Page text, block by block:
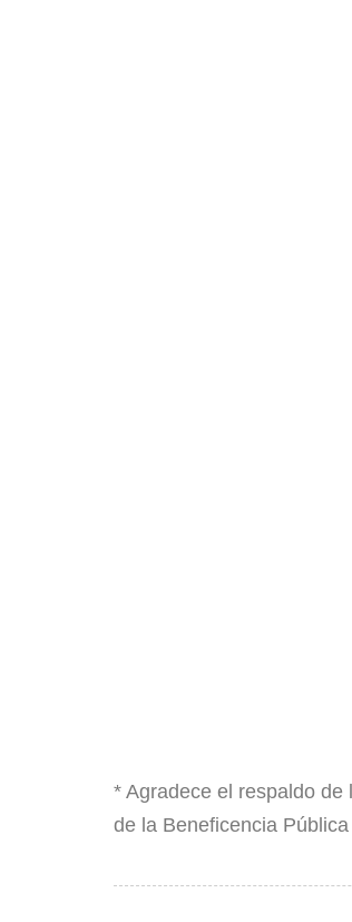
​* Agradece el respaldo
de la Beneficencia Pública